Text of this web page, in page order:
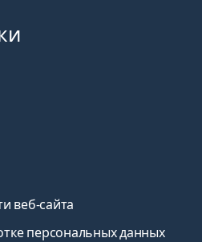
веб-сайта
персональных данных